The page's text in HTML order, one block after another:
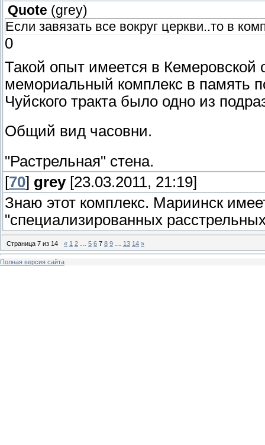
Quote (grey)
Если завязать все вокруг церкви..то в
0
Такой опыт имеется в Кемеровской
мемориальный комплекс в память
Чуйского тракта было одно из
Общий вид часовни.
"Растрельная" стена.
[70] grey[23.03.2011, 21:19]
Знаю этот комплекс. Мариинск
"специализированных
Страница 7 из 14 « 1 2 5 6 7 8 9 13 14 »
Полная версия сайта